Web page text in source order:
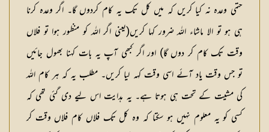
حتمی وعدہ نہ کیا کریں کہ میں کل تک یہ کام کردوں گا۔ اگر وعدہ کرنا
ہی ہو تو الا ماشاء اللہ ضرور کہا کریں(یعنی اگر اللہ کو منظور ہوا تو فلاں
وقت تک کام کر دوں گا) اور اگر کبھی آپ یہ بات کہنا بھول جائیں
تو جس وقت یاد آئے اسی وقت کہہ لیا کریں۔ مطلب یہ کہ ہر کام اللہ
کی مشیت کے تحت ہی ہوتا ہے۔ یہ ہدایت اس لیے دی گئی تھی کہ
کسی کو یہ معلوم نہیں ہو سکتا کہ وہ کل تک فلاں کام فلاں وقت کر